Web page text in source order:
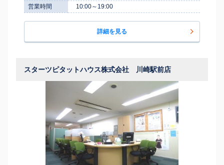
営業時間
10:00～19:00
詳細を見る
スターツピタットハウス株式会社 川崎駅前店